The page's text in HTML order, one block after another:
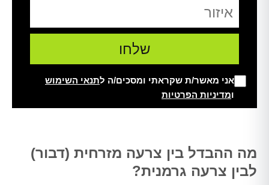
אני מאשר/ת שקראתי ומסכים/ה לתנאי השימוש
ומדיניות הפרטיות
מה ההבדל בין צרעה מזרחית (דבור)
לבין צרעה גרמנית?